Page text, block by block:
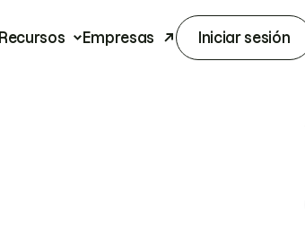
Recursos Empresas Iniciar sesión